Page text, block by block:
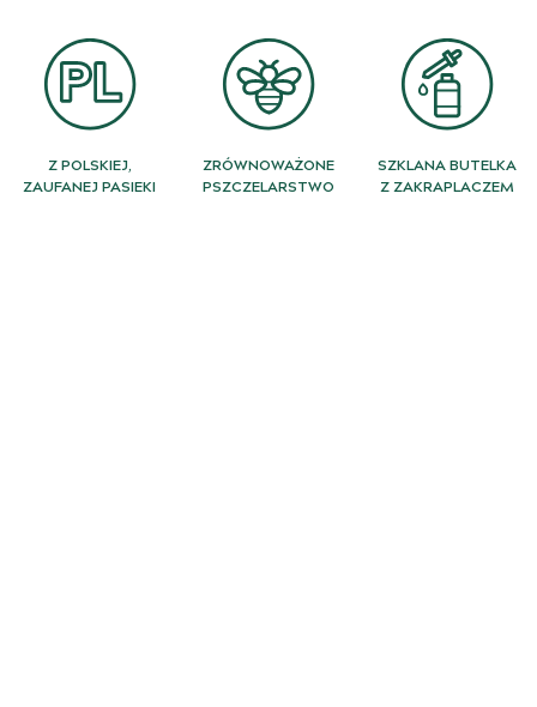
Z POLSKIEJ,
ZAUFANEJ PASIEKI
ZRÓWNOWAŻONE
PSZCZELARSTWO
SZKLANA BUTELKA
Z ZAKRAPLACZEM